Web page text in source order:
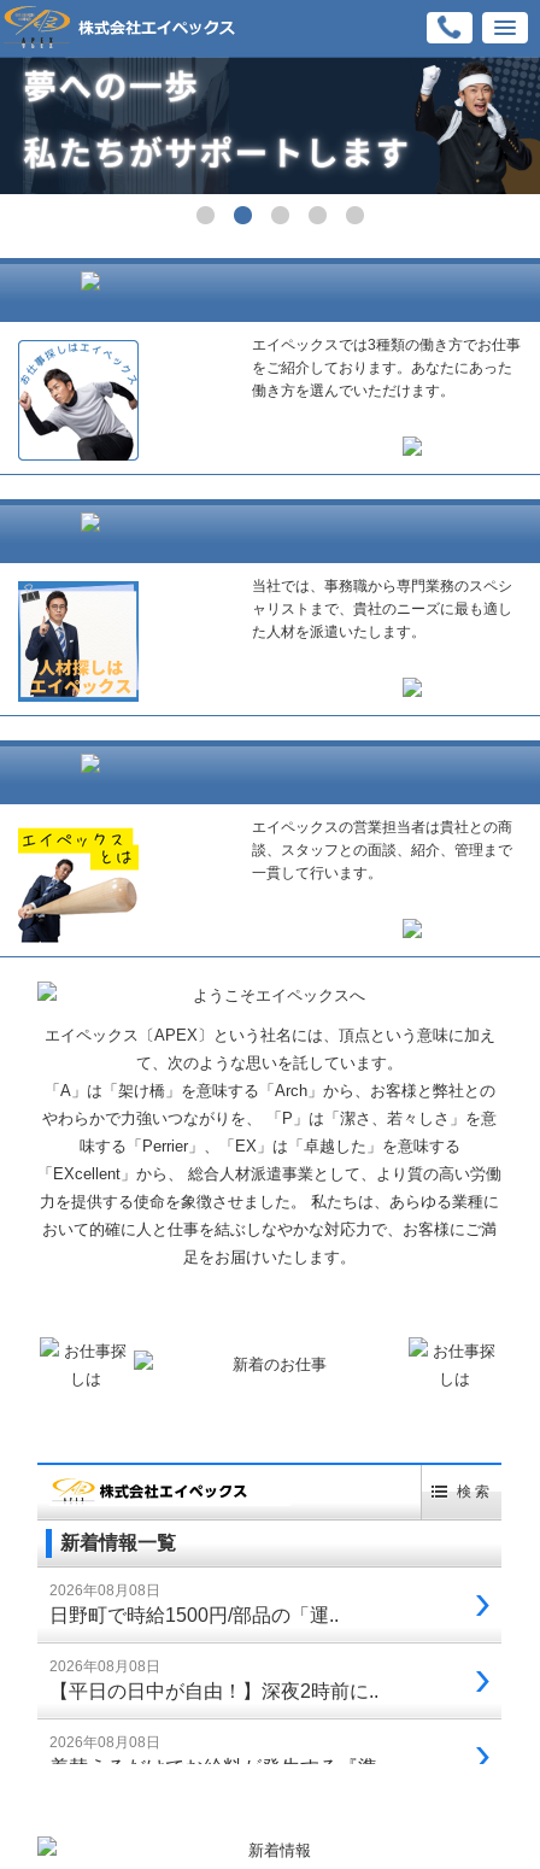
エイペックスでは3種類の働き方でお仕事
をご紹介しております。あなたにあった
働き方を選んでいただけます。
当社では、事務職から専門業務のスペシ
ャリストまで、貴社のニーズに最も適し
た人材を派遣いたします。
エイペックスの営業担当者は貴社との商
談、スタッフとの面談、紹介、管理まで
一貫して行います。
エイペックス〔APEX〕という社名には、頂点という意味に加え
て、次のような思いを託しています。
「A」は「架け橋」を意味する「Arch」から、お客様と弊社との
やわらかで力強いつながりを、 「P」は「潔さ、若々しさ」を意
味する「Perrier」、「EX」は「卓越した」を意味する
「EXcellent」から、 総合人材派遣事業として、より質の高い労働
力を提供する使命を象徴させました。 私たちは、あらゆる業種に
おいて的確に人と仕事を結ぶしなやかな対応力で、お客様にご満
足をお届けいたします。